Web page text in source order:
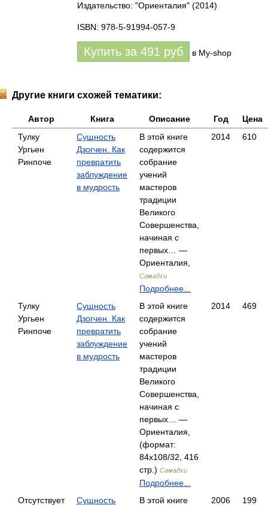
Издательство: "Ориенталия" (2014)
ISBN: 978-5-91994-057-9
Купить за 491 руб в My-shop
Другие книги схожей тематики:
Автор Книга Описание Год
Цена
Тулку
Ургьен
Ринпоче
Сущность
Дзогчен. Как
превратить
заблуждение
в мудрость
В этой книге
содержится
собрание
учений
мастеров
традиции
Великого
Совершенства,
начиная с
первых… —
Ориенталия,
Самадхи
Подробнее...
2014 610
Тулку
Ургьен
Ринпоче
Сущность
Дзогчен. Как
превратить
заблуждение
в мудрость
В этой книге
содержится
собрание
учений
мастеров
традиции
Великого
Совершенства,
начиная с
первых… —
Ориенталия,
(формат:
84x108/32, 416
стр.) Самадхи
Подробнее...
2014 469
Отсутствует
Сущность
В этой книге
2006 199